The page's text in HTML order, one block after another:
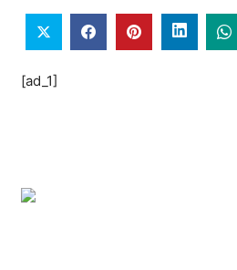
[ad_1]